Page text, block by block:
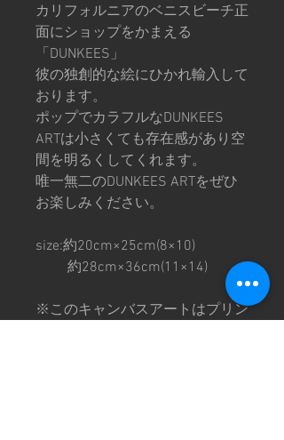
カリフォルニアのベニスビーチ正
面にショップをかまえる
「DUNKEES」
彼の独創的な絵にひかれ輸入して
おります。
ポップでカラフルなDUNKEES
ARTは小さくても存在感があり空
間を明るくしてくれます。
唯一無二のDUNKEES ARTをぜひ
お楽しみください。
size:約20cm×25cm(8×10)
約28cm×36cm(11×14)
※このキャンバスアートはプリン